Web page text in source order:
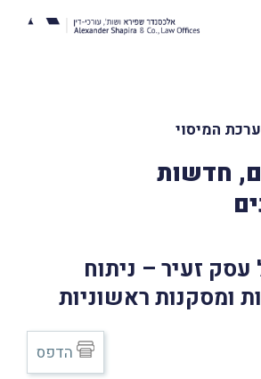
המיסוי
חדשות
זעיר – ניתוח
ומסקנות ראשוניות